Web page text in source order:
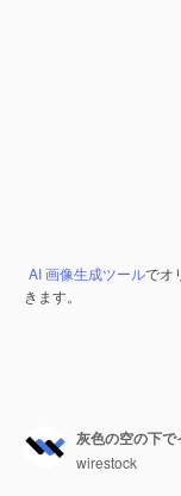
AI 画像生成ツールでオ
きます。
灰色の空の下
wirestock